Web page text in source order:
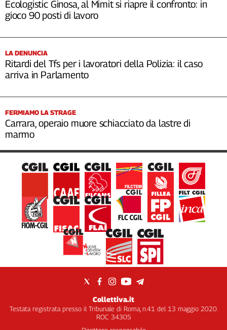
Ecologistic Ginosa, al Mimit si riapre il confronto: in
gioco 90 posti di lavoro
LA DENUNCIA
Ritardi del Tfs per i lavoratori della Polizia: il caso
arriva in Parlamento
FERMIAMO LA STRAGE
Carrara, operaio muore schiacciato da lastre di
marmo
Collettiva.it
Testata registrata presso il Tribunale di Roma, n.41 del 13 maggio 2020.
ROC 34305